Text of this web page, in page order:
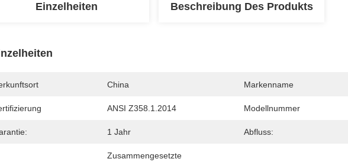
Einzelheiten Beschreibung Des Produkts
China Markenname
ANSI Z358.1.2014 Modellnummer
1 Jahr Abfluss:
Zusammengesetzte